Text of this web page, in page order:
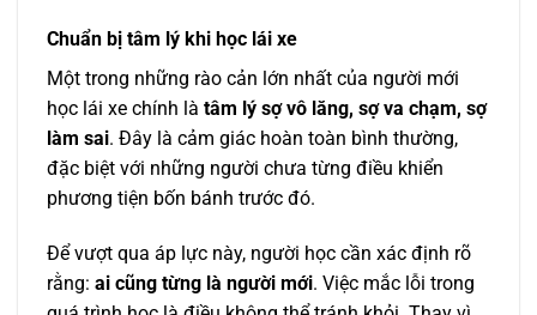
Chuẩn bị tâm lý khi học lái xe
Một trong những rào cản lớn nhất của người mới
học lái xe chính là tâm lý sợ vô lăng, sợ va chạm, sợ
làm sai. Đây là cảm giác hoàn toàn bình thường,
đặc biệt với những người chưa từng điều khiển
phương tiện bốn bánh trước đó.
Để vượt qua áp lực này, người học cần xác định rõ
rằng: ai cũng từng là người mới. Việc mắc lỗi trong